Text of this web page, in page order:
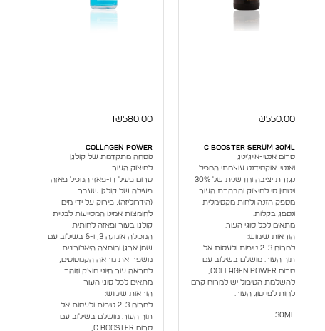
₪550.00
C Booster Serum 30ml
סרום אנטי-אייג'יניג
ואנטי-אוקסידנט עוצמתי המכיל
נגזרת יציבה וחדשנית של 30%
ויטמין סי למיצוק והבהרת העור.
מספק הזנה ולחות מקסימלית
ונספג בקלות.
מתאים לכל סוגי העור.
הוראות שימוש:
למרוח 2-3 טיפות ולעסות אל
תוך העור. מושלם בשילוב עם
להשלמת הטיפול יש למרוח קרם
לחות לפי סוג העור.
30ml
₪580.00
Collagen Power
נוסחה מתקדמת של קולגן
למיצוק העור
סרום פעיל דו-פאזי המכיל פאזה
פעילה של קולגן שעבר
(הידרוליזה), פירוק על ידי מים
לחומצות אמינו המסייעות לבניית
קולגן בעור ופאזה לחותית
המכילה אומגה 3, ו-6 בשילוב עם
שמן ארגן וחומצה היאלורונית.
משפר את מראה הקמטוטים,
למראה עור חיוני מוצק וזוהר.
מתאים לכל סוגי העור
הוראות שימוש:
למרוח 2-3 טיפות ולעסות אל
תוך העור. מושלם בשילוב עם
סרום C Booster,